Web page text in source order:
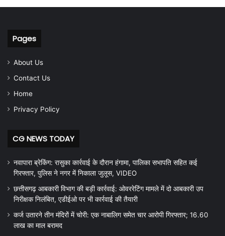
Pages
About Us
Contact Us
Home
Privacy Policy
CG NEWS TODAY
नवापारा ब्रेकिंग: रासुका कार्रवाई के दौरान हंगामा, पालिका सभापति सहित कई
गिरफ्तार, पुलिस ने नगर में निकाला जुलूस, VIDEO
छत्तीसगढ़ आबकारी विभाग की बड़ी कार्रवाई: ओवररेटिंग मामले में दो आबकारी उप
निरीक्षक निलंबित, एडीईओ पर भी कार्रवाई की तैयारी
कर्ज उतारने तीन मंदिरों में चोरी: एक नाबालिग समेत चार आरोपी गिरफ्तार; 16.60
लाख का माल बरामद